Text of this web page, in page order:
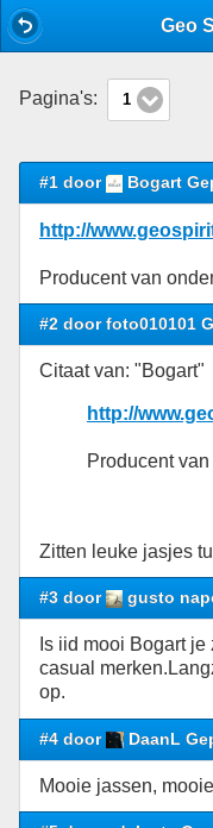
Pagina's: 1
#1 door Bogart
http://
Producent van
#2 door foto010101
Citaat van: "Bogart"
http://
Producent
Zitten leuke jasjes
#3 door gusto
Is iid mooi Bogart
casual
op.
#4 door DaanL
Mooie jassen,